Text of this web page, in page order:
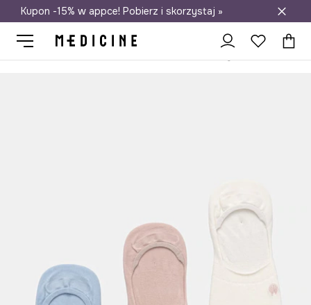
Darmowa dostawa do salonów
Kupon -15% w appce! Pobierz i skorzystaj »